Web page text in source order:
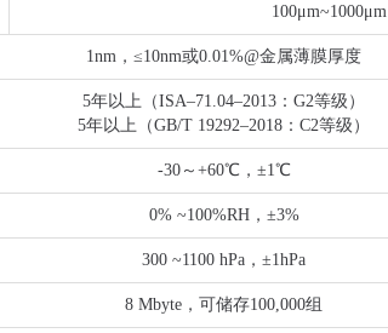
100μm~1000μm
1nm，≤10nm或0.01%@金属薄膜厚度
5年以上（ISA–71.04–2013：G2等级）
5年以上 （GB/T 19292–2018：C2等级）
-30～+60℃，±1℃
0% ~100%RH，±3%
300 ~1100 hPa，±1hPa
8 Mbyte，可储存100,000组